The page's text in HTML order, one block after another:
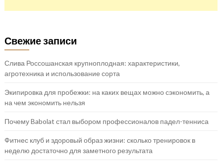
Свежие записи
Слива Россошанская крупноплодная: характеристики,
агротехника и использование сорта
Экипировка для пробежки: на каких вещах можно сэкономить, а
на чем экономить нельзя
Почему Babolat стал выбором профессионалов падел-тенниса
Фитнес клуб и здоровый образ жизни: сколько тренировок в
неделю достаточно для заметного результата